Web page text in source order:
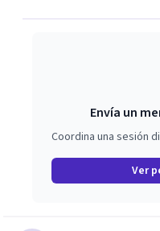
Envía un
Coordina una sesión
Ver